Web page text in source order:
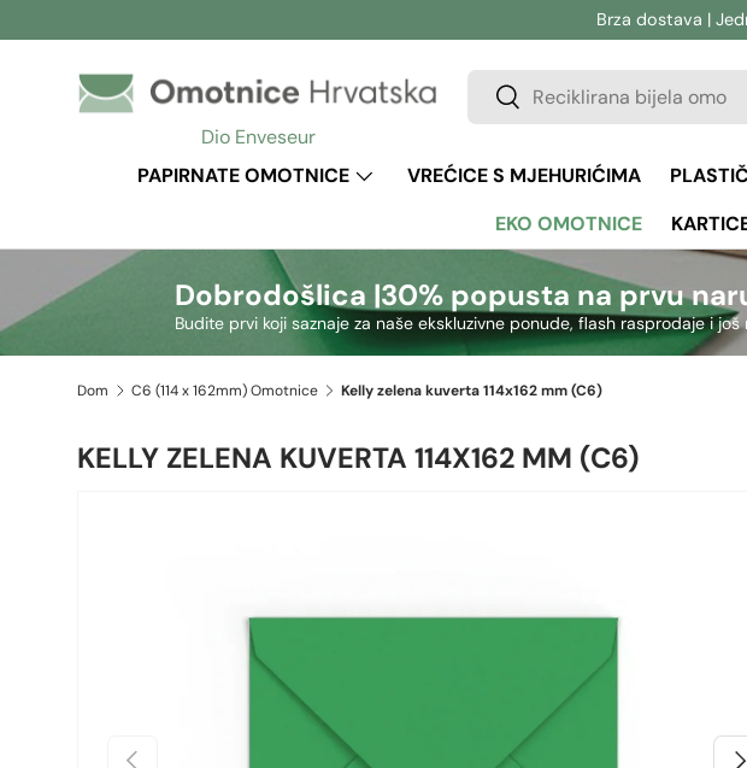
Preskoči na sadržaj
Brza dostava |
Dio Enveseur
Pretraživanje
Pretraživanje
PAPIRNATE OMOTNICE VREĆICE S MJEHURIĆIMA
EKO OMOTNICE
Dobrodošlica |30% popusta na prvu
Budite prvi koji saznaje za naše ekskluzivne ponude, flash rasprodaje i još
Dom C6 (114 x 162mm) Omotnice Kelly zelena kuverta 114x162 mm (C6)
KELLY ZELENA KUVERTA 114X162 MM (C6)
Prethodno